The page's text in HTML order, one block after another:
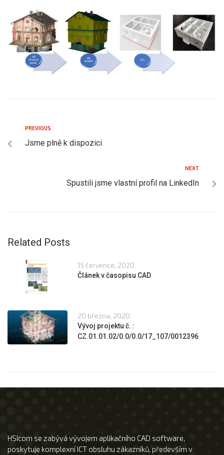
PREVIOUS
Jsme plně k dispozici
NEXT
Spustili jsme vlastní profil na LinkedIn
Related Posts
15 července, 2020
Článek v časopisu CAD
20 března, 2020
Vývoj projektu č. :
CZ.01.01.02/0.0/0.0/17_107/0012396
HSIcom se zabývá vývojem aplikačního CAD software,
poskytuje komplexní ICT obsluhu zákazníků, především v